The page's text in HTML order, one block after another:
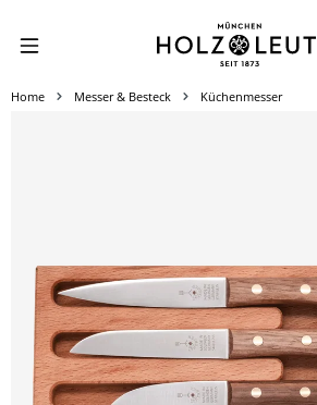
Zum Hauptinhalt springen
Home Messer & Besteck Küchenmesser